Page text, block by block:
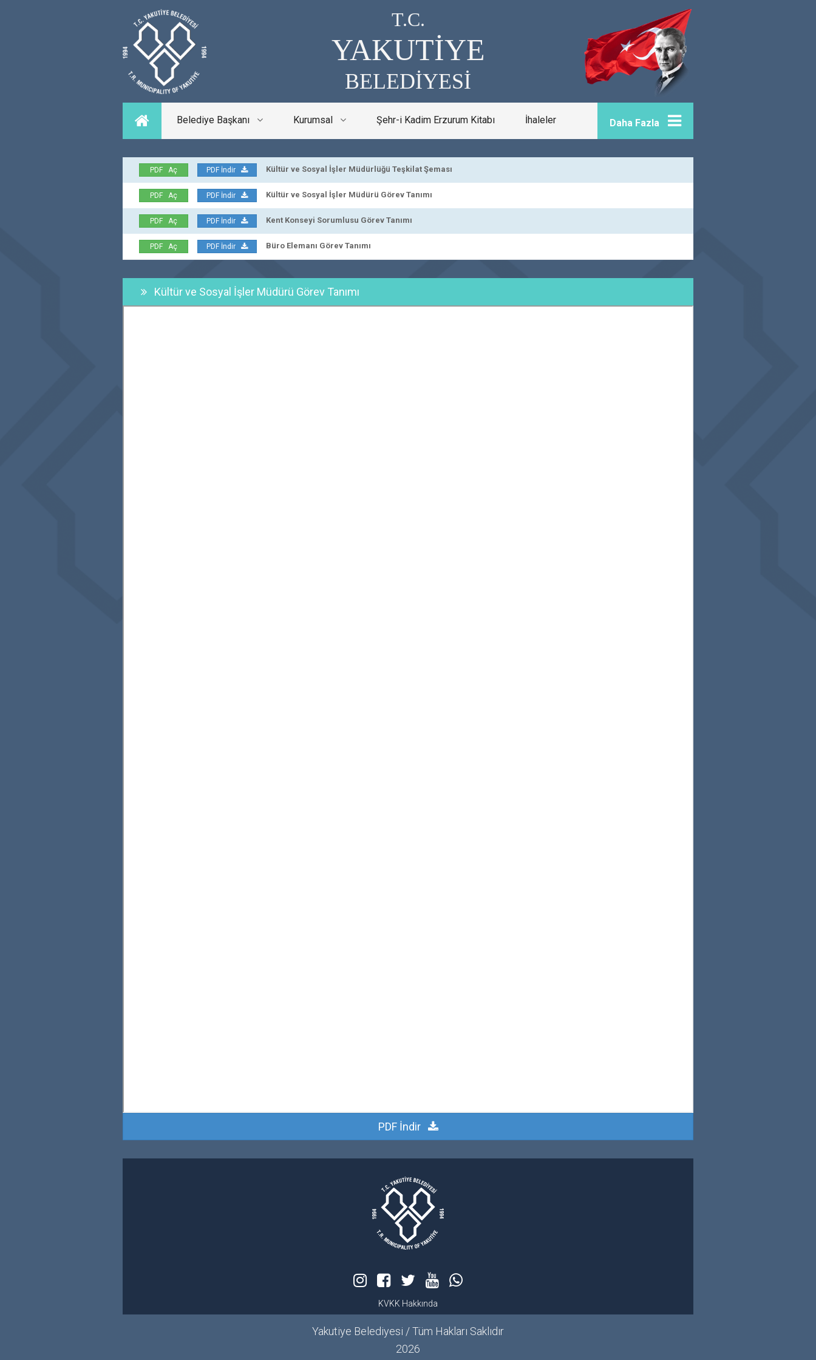
T.C.
YAKUTİYE
BELEDİYESİ
Belediye Başkanı Kurumsal Şehr-i Kadim Erzurum Kitabı İhaleler Daha Fazla
PDF Aç PDF İndir Kültür ve Sosyal İşler Müdürlüğü Teşkilat Şeması
PDF Aç PDF İndir Kültür ve Sosyal İşler Müdürü Görev Tanımı
PDF Aç PDF İndir Kent Konseyi Sorumlusu Görev Tanımı
PDF Aç PDF İndir Büro Elemanı Görev Tanımı
Kültür ve Sosyal İşler Müdürü Görev Tanımı
PDF İndir
KVKK Hakkında
Yakutiye Belediyesi / Tüm Hakları Saklıdır
2026